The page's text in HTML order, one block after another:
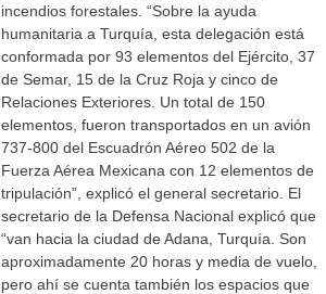
incendios forestales. “Sobre la ayuda
humanitaria a Turquía, esta delegación está
conformada por 93 elementos del Ejército, 37
de Semar, 15 de la Cruz Roja y cinco de
Relaciones Exteriores. Un total de 150
elementos, fueron transportados en un avión
737-800 del Escuadrón Aéreo 502 de la
Fuerza Aérea Mexicana con 12 elementos de
tripulación”, explicó el general secretario. El
secretario de la Defensa Nacional explicó que
“van hacia la ciudad de Adana, Turquía. Son
aproximadamente 20 horas y media de vuelo,
pero ahí se cuenta también los espacios que